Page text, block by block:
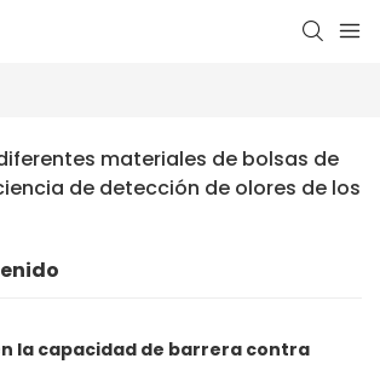
materiales de bolsas de
de detección de olores de los
la capacidad de barrera contra